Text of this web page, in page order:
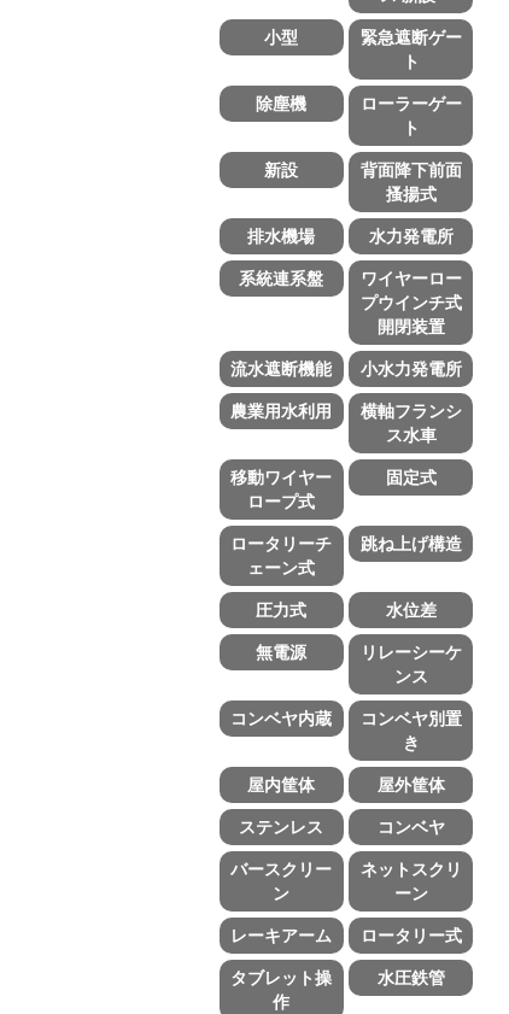
小型
緊急遮断ゲー
ト
除塵機
ローラーゲー
ト
新設
背面降下前面
搔揚式
排水機場
水力発電所
系統連系盤
ワイヤーロー
プウインチ式
開閉装置
流水遮断機能
小水力発電所
農業用水利用
横軸フランシ
ス水車
移動ワイヤー
ロープ式
固定式
ロータリーチ
ェーン式
跳ね上げ構造
圧力式
水位差
無電源
リレーシーケ
ンス
コンベヤ内蔵
コンベヤ別置
き
屋内筐体
屋外筐体
ステンレス
コンベヤ
バースクリー
ン
ネットスクリ
ーン
レーキアーム
ロータリー式
タブレット操
作
水圧鉄管